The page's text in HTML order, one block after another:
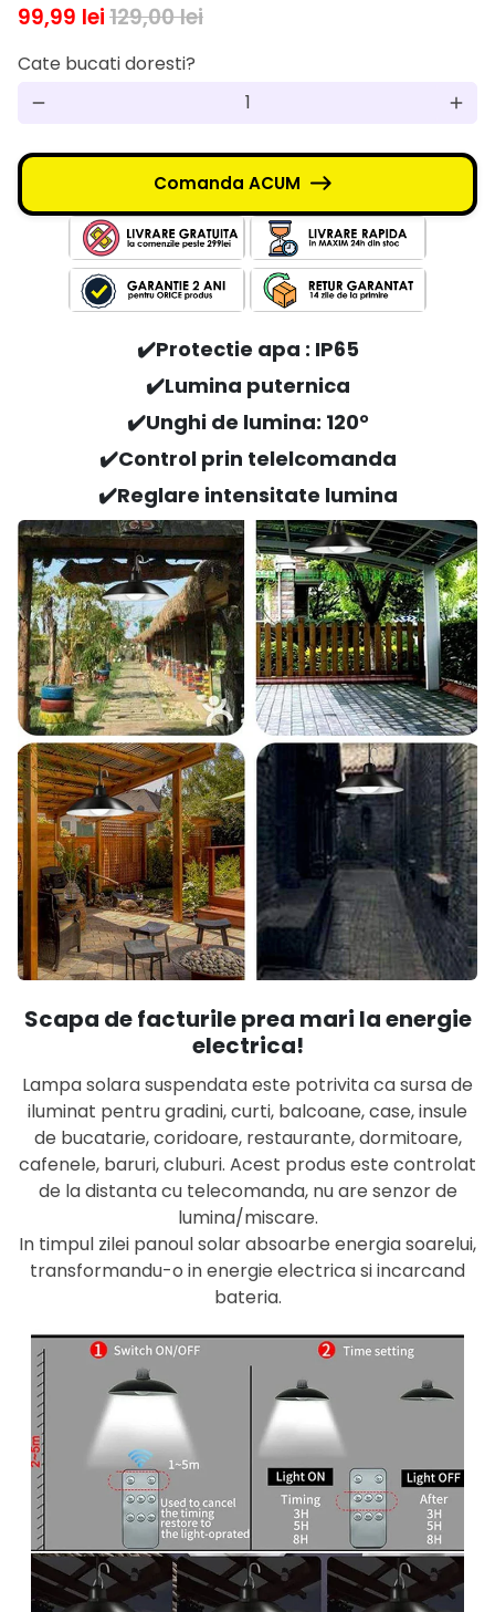
99,99 lei129,00 lei
Cate bucati doresti?
remove add
Comanda ACUM
✔️Protectie apa : IP65
✔️Lumina puternica
✔️Unghi de lumina: 120°
✔️Control prin telelcomanda
✔️Reglare intensitate lumina
Scapa de facturile prea mari la energie
electrica!
Lampa solara suspendata este potrivita ca sursa de
iluminat pentru gradini, curti, balcoane, case, insule
de bucatarie, coridoare, restaurante, dormitoare,
cafenele, baruri, cluburi. Acest produs este controlat
de la distanta cu telecomanda, nu are senzor de
lumina/miscare.
In timpul zilei panoul solar absoarbe energia soarelui,
transformandu-o in energie electrica si incarcand
bateria.